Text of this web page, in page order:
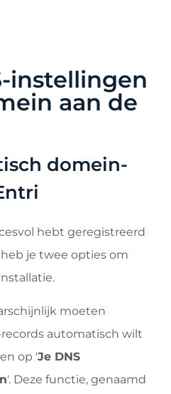
instellingen
aan de
domein-
hebt geregistreerd
heb je twee opties om
moeten
automatisch wilt
op 'Je DNS
'. Deze functie, genaamd